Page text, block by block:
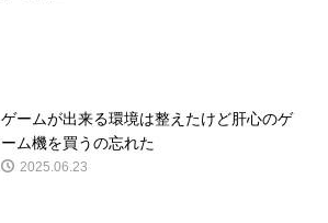
ゲームが出来る環境は整えたけど肝心のゲ
ーム機を買うの忘れた
2025.06.23